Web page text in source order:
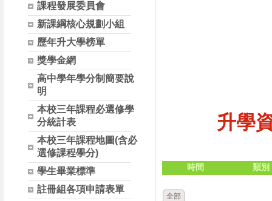
課程發展委員會
新課綱核心規劃小組
歷年升大學榜單
獎學金網
高中學年學分制簡要說
明
本校三年課程必選修學
分統計表
本校三年課程地圖(含必
選修課程學分)
學生畢業標準
註冊組各項申請表單
升學
時間 類別
全部